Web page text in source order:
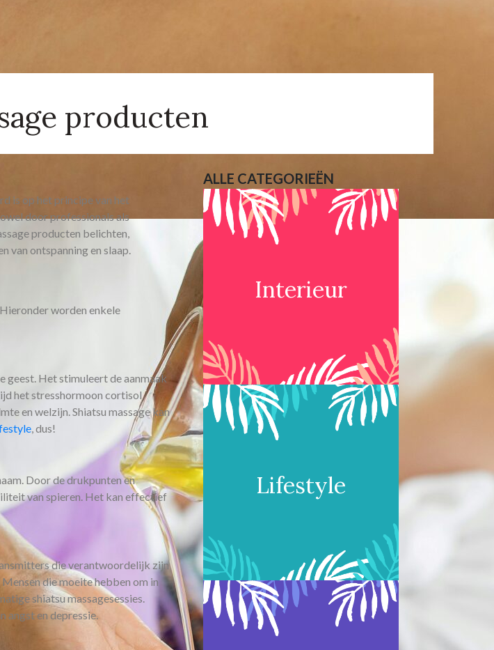
producten
is op het principe van het
door professionals als
producten belichten,
van ontspanning en slaap.
worden enkele
geest. Het stimuleert de aanmaak
het stresshormoon cortisol
en welzijn. Shiatsu massage kan
, dus!
Door de drukpunten en
van spieren. Het kan effectief
die verantwoordelijk zijn
die moeite hebben om in
shiatsu massagesessies.
angst en depressie.
ALLE CATEGORIEËN
Interieur
Lifestyle